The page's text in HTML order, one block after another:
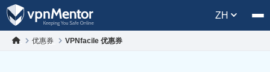
ZH
优惠券 VPNfacile 优惠券